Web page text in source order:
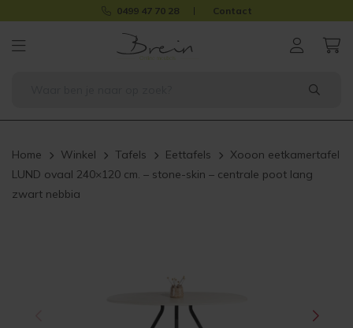
0499 47 70 28 Contact
Home Winkel Tafels Eettafels
Xooon eetkamertafel
LUND ovaal 240×120 cm. – stone-skin – centrale poot lang
zwart nebbia